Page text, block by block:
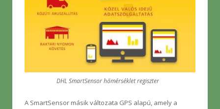
DHL SmartSensor hőmérséklet regiszter
A SmartSensor másik változata GPS alapú, amely a